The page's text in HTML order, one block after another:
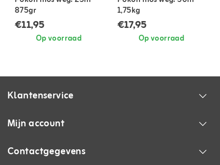
875gr
€11,95
Op voorraad
1,75kg
€17,95
Op voorraad
Klantenservice
Mijn account
Contactgegevens